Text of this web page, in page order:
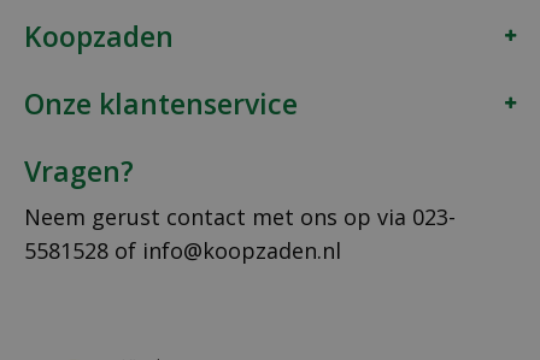
Koopzaden
Onze klantenservice
Vragen?
Neem gerust contact met ons op via 023-
5581528 of info@koopzaden.nl